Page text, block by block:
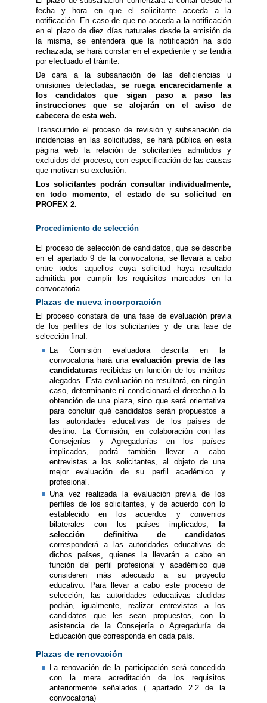
fecha y hora en que el solicitante acceda a la
notificación. En caso de que no acceda a la notificación
en el plazo de diez días naturales desde la emisión de
la misma, se entenderá que la notificación ha sido
rechazada, se hará constar en el expediente y se tendrá
por efectuado el trámite.
De cara a la subsanación de las deficiencias u
omisiones detectadas, se ruega encarecidamente a
los candidatos que sigan paso a paso las
instrucciones que se alojarán en el aviso de
cabecera de esta web.
Transcurrido el proceso de revisión y subsanación de
incidencias en las solicitudes, se hará pública en esta
página web la relación de solicitantes admitidos y
excluidos del proceso, con especificación de las causas
que motivan su exclusión.
Los solicitantes podrán consultar individualmente,
en todo momento, el estado de su solicitud en
PROFEX 2.
Procedimiento de selección
El proceso de selección de candidatos, que se describe
en el apartado 9 de la convocatoria, se llevará a cabo
entre todos aquellos cuya solicitud haya resultado
admitida por cumplir los requisitos marcados en la
convocatoria.
Plazas de nueva incorporación
El proceso constará de una fase de evaluación previa
de los perfiles de los solicitantes y de una fase de
selección final.
La Comisión evaluadora descrita en la
convocatoria hará unaevaluación previa de las
candidaturas recibidas en función de los méritos
alegados. Esta evaluación no resultará, en ningún
caso, determinante ni condicionará el derecho a la
obtención de una plaza, sino que será orientativa
para concluir qué candidatos serán propuestos a
las autoridades educativas de los países de
destino. La Comisión, en colaboración con las
Consejerías y Agregadurías en los países
implicados, podrá también llevar a cabo
entrevistas a los solicitantes, al objeto de una
mejor evaluación de su perfil académico y
profesional.
Una vez realizada la evaluación previa de los
perfiles de los solicitantes, y de acuerdo con lo
establecido en los acuerdos y convenios
bilaterales con los países implicados, la
selección definitiva de candidatos
corresponderá a las autoridades educativas de
dichos países, quienes la llevarán a cabo en
función del perfil profesional y académico que
consideren más adecuado a su proyecto
educativo. Para llevar a cabo este proceso de
selección, las autoridades educativas aludidas
podrán, igualmente, realizar entrevistas a los
candidatos que les sean propuestos, con la
asistencia de la Consejería o Agregaduría de
Educación que corresponda en cada país.
Plazas de renovación
La renovación de la participación será concedida
con la mera acreditación de los requisitos
anteriormente señalados ( apartado 2.2 de la
convocatoria)